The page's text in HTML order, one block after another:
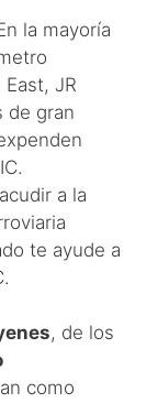
la mayoría
JR
de gran
a la
te ayude a
, de los
como